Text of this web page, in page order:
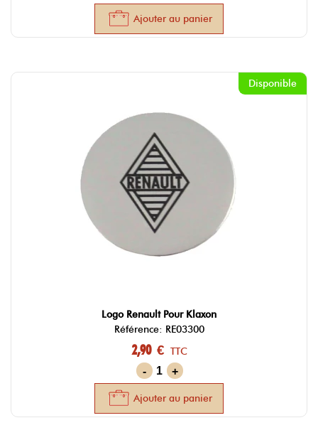
Ajouter au panier
Disponible
Logo Renault Pour Klaxon
Référence: RE03300
2,90 € TTC
-
+
Ajouter au panier